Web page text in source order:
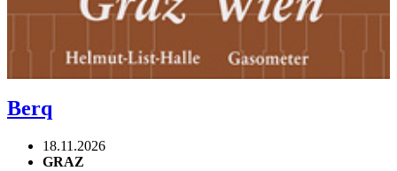
Berq
18.11.2026
GRAZ